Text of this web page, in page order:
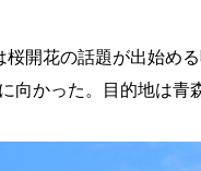
桜開花の話題が出始め
向かった。目的地は青